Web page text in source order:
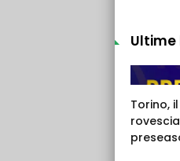
Ultime
Torino,